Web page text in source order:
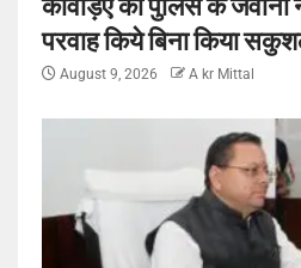
परवाह किये बिना किया
August 9, 2026 A kr Mittal